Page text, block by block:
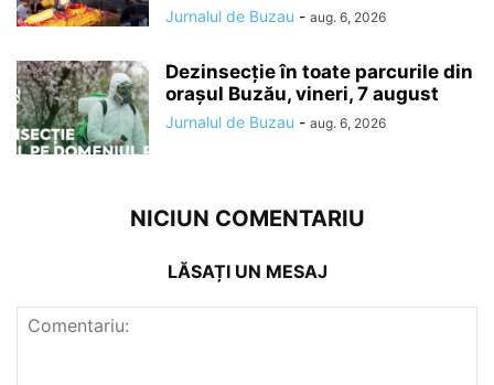
Jurnalul de Buzau - aug. 6, 2026
Dezinsecție în toate parcurile din
orașul Buzău, vineri, 7 august
Jurnalul de Buzau - aug. 6, 2026
NICIUN COMENTARIU
LĂSAȚI UN MESAJ